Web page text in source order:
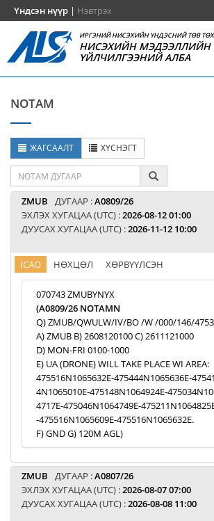
Үндсэн нүүр | Нэвтрэх
ИРГЭНИЙ НИСЭХИЙН ҮНДЭСНИЙ ТӨВ
НИСЭХИЙН МЭДЭЭЛЛИЙН
ҮЙЛЧИЛГЭЭНИЙ АЛБА
NOTAM
ЖАГСААЛТ ХҮСНЭГТ
ZMUB ДУГААР :A0809/26
ЭХЛЭХ ХУГАЦАА (UTC) :2026-08-12 01:00
ДУУСАХ ХУГАЦАА (UTC) :2026-11-12 10:00
ICAO НӨХЦӨЛ ХӨРВҮҮЛСЭН
070743 ZMUBYNYX
(A0809/26 NOTAMN
Q) ZMUB/QWULW/IV/BO /W /000/146/
A) ZMUB B) 2608120100 C) 2611121000
D) MON-FRI 0100-1000
E) UA (DRONE) WILL TAKE PLACE WI AREA:
475516N1065632E-475444N1065636E-
4N1065010E-475148N1064924E-
4717E-475046N1064749E-
-475516N1065609E-475516N1065632E.
F) GND G) 120M AGL)
ZMUB ДУГААР :A0807/26
ЭХЛЭХ ХУГАЦАА (UTC) :2026-08-07 07:00
ДУУСАХ ХУГАЦАА (UTC) :2026-08-08 11:00